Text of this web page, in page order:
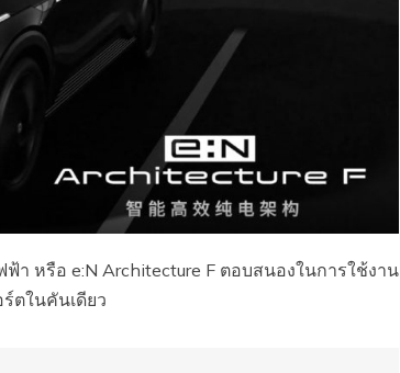
า หรือ e:N Architecture F ตอบสนองในการใช้งาน
ตในคันเดียว